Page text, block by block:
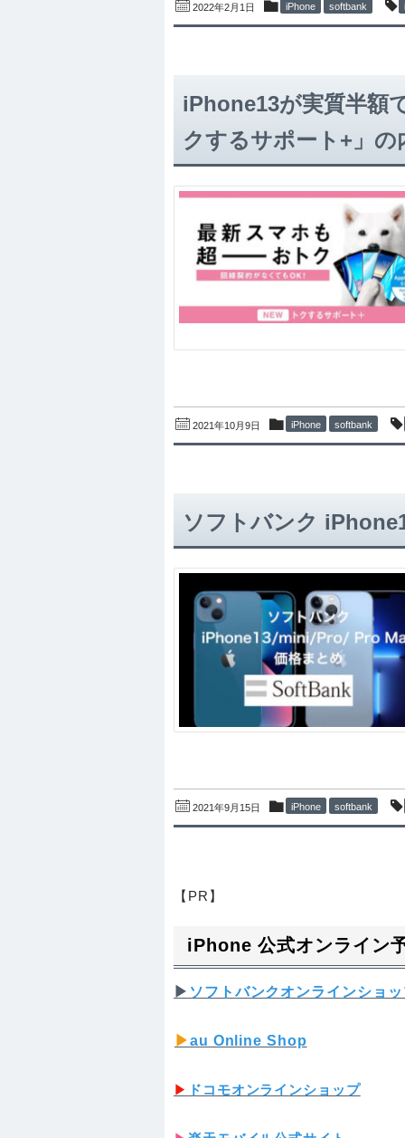
2022年2月1日 iPhone softbank
iPhone13が実質半額
クするサポート+」
2021年10月9日 iPhone softbank
ソフトバンク
2021年9月15日 iPhone softbank
【PR】
iPhone 公式オンライン
▶︎ ソフトバンクオンラインショ
▶︎au Online Shop
▶︎ ドコモオンラインショップ